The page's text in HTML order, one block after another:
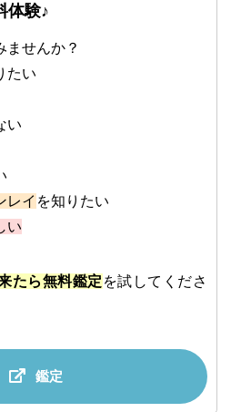
体験♪
ませんか？
たい
い
レイ を知りたい
い
たら無料鑑定 を試してくださ
鑑定